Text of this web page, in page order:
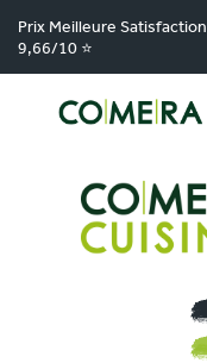
Prix Meilleure
9,66/10 ⭐